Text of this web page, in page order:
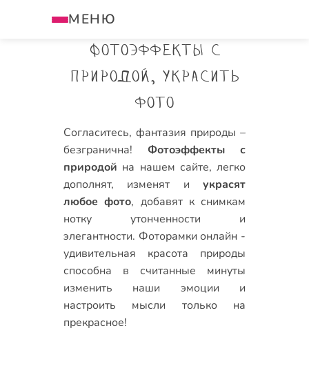
МЕНЮ
Фотоэффекты с
природой, украсить
фото
Согласитесь, фантазия природы –
безгранична! Фотоэффекты с
природой на нашем сайте, легко
дополнят, изменят и украсят
любое фото, добавят к снимкам
нотку утонченности и
элегантности. Фоторамки онлайн -
удивительная красота природы
способна в считанные минуты
изменить наши эмоции и
настроить мысли только на
прекрасное!